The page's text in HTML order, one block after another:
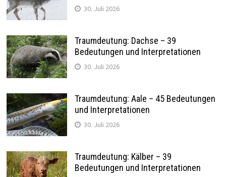
30. Juli 2026
Traumdeutung: Dachse – 39
Bedeutungen und Interpretationen
30. Juli 2026
Traumdeutung: Aale – 45 Bedeutungen
und Interpretationen
30. Juli 2026
Traumdeutung: Kälber – 39
Bedeutungen und Interpretationen